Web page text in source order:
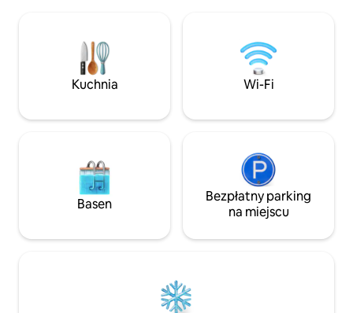
na pobyty krótkoterminowe i
długoterminowe ze wszystkimi
udogodnieniami, których potrzebujesz.
skontaktować się
jakiekolwiek
wskazówek
atrakcji.
Kuchnia Wi-Fi
Basen
Bezpłatny parking
na miejscu